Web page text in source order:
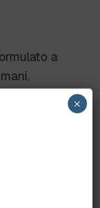
a
×